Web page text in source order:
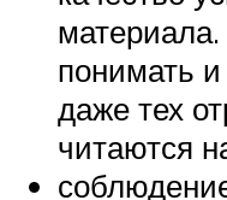
понимать
даже тех
читаются